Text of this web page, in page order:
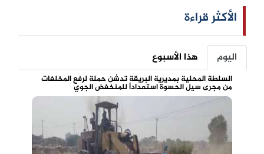
الأكثر قراءة
اليوم هذا الأسبوع
السلطة المحلية بمديرية البريقة تدشن حملة لرفع المخلفات
من مجرى سيل الحسوة استعداداً للمنخفض الجوي